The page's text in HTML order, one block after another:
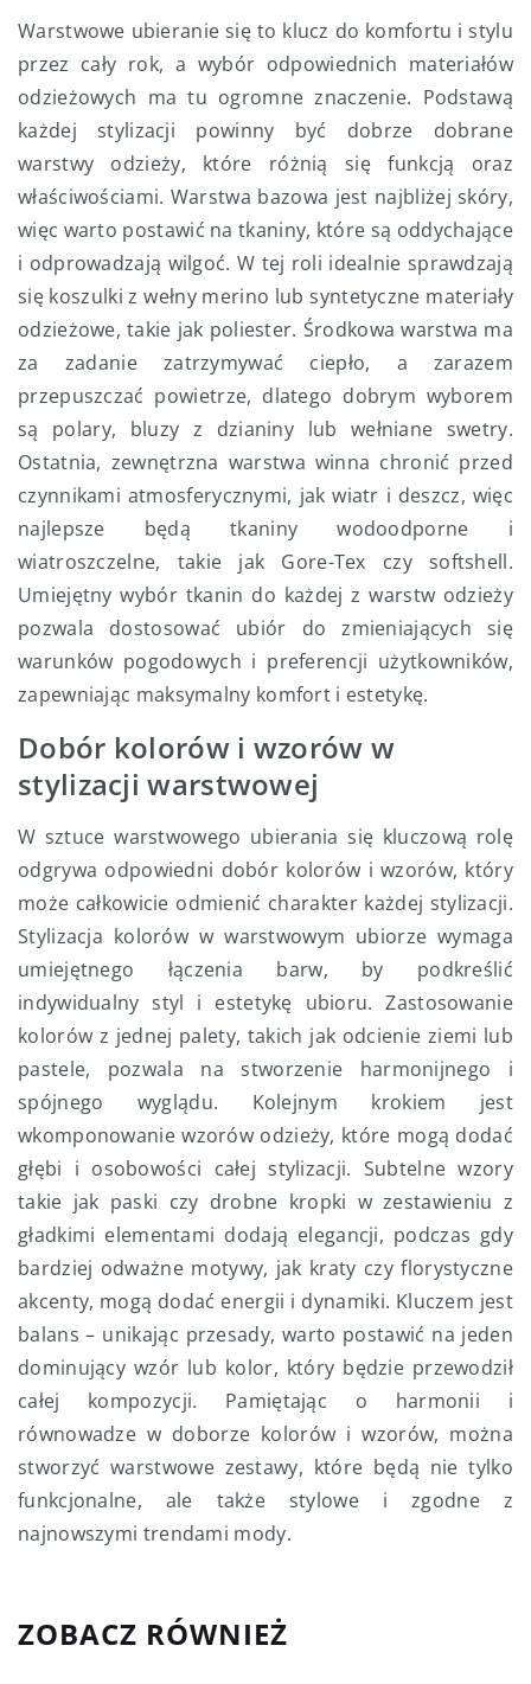
Warstwowe ubieranie się to klucz do komfortu i stylu
przez cały rok, a wybór odpowiednich materiałów
odzieżowych ma tu ogromne znaczenie. Podstawą
każdej stylizacji powinny być dobrze dobrane
warstwy odzieży, które różnią się funkcją oraz
właściwościami. Warstwa bazowa jest najbliżej skóry,
więc warto postawić na tkaniny, które są oddychające
i odprowadzają wilgoć. W tej roli idealnie sprawdzają
się koszulki z wełny merino lub syntetyczne materiały
odzieżowe, takie jak poliester. Środkowa warstwa ma
za zadanie zatrzymywać ciepło, a zarazem
przepuszczać powietrze, dlatego dobrym wyborem
są polary, bluzy z dzianiny lub wełniane swetry.
Ostatnia, zewnętrzna warstwa winna chronić przed
czynnikami atmosferycznymi, jak wiatr i deszcz, więc
najlepsze będą tkaniny wodoodporne i
wiatroszczelne, takie jak Gore-Tex czy softshell.
Umiejętny wybór tkanin do każdej z warstw odzieży
pozwala dostosować ubiór do zmieniających się
warunków pogodowych i preferencji użytkowników,
zapewniając maksymalny komfort i estetykę.
Dobór kolorów i wzorów w
stylizacji warstwowej
W sztuce warstwowego ubierania się kluczową rolę
odgrywa odpowiedni dobór kolorów i wzorów, który
może całkowicie odmienić charakter każdej stylizacji.
Stylizacja kolorów w warstwowym ubiorze wymaga
umiejętnego łączenia barw, by podkreślić
indywidualny styl i estetykę ubioru. Zastosowanie
kolorów z jednej palety, takich jak odcienie ziemi lub
pastele, pozwala na stworzenie harmonijnego i
spójnego wyglądu. Kolejnym krokiem jest
wkomponowanie wzorów odzieży, które mogą dodać
głębi i osobowości całej stylizacji. Subtelne wzory
takie jak paski czy drobne kropki w zestawieniu z
gładkimi elementami dodają elegancji, podczas gdy
bardziej odważne motywy, jak kraty czy florystyczne
akcenty, mogą dodać energii i dynamiki. Kluczem jest
balans – unikając przesady, warto postawić na jeden
dominujący wzór lub kolor, który będzie przewodził
całej kompozycji. Pamiętając o harmonii i
równowadze w doborze kolorów i wzorów, można
stworzyć warstwowe zestawy, które będą nie tylko
funkcjonalne, ale także stylowe i zgodne z
najnowszymi trendami mody.
ZOBACZ RÓWNIEŻ